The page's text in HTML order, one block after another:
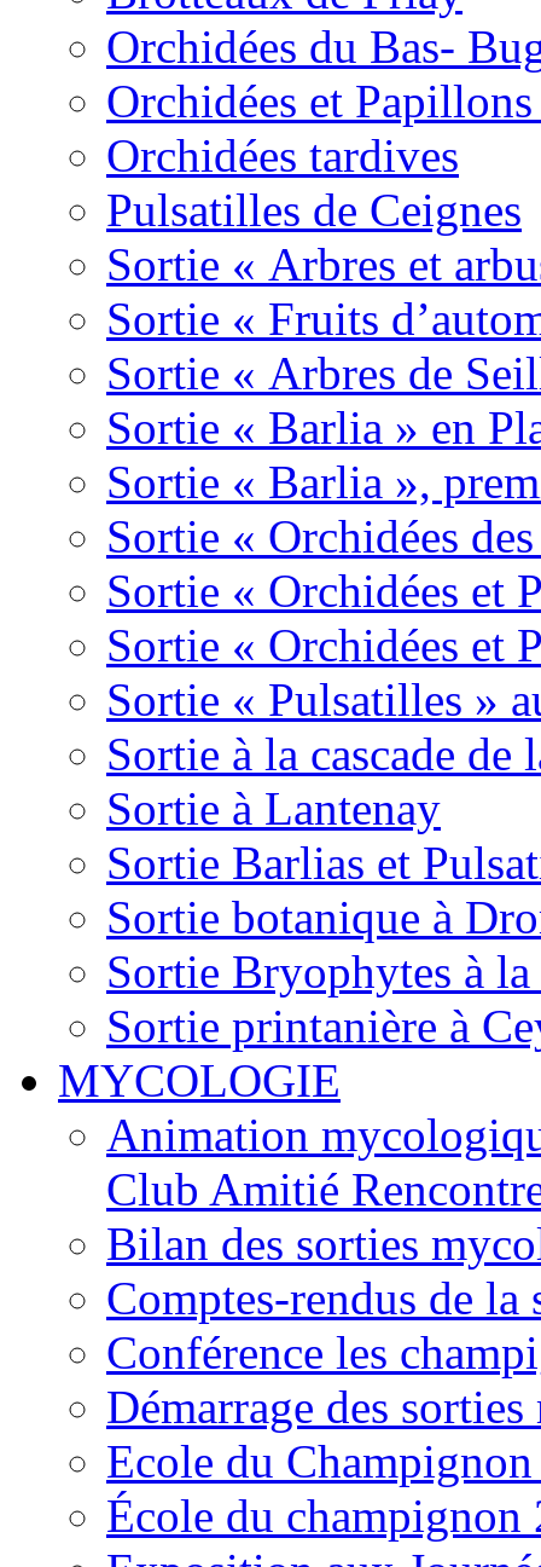
Orchidées du Bas-
Orchidées et
Orchidées tardives
Pulsatilles de Ceignes
Sortie « Arbres et
Sortie « Fruits
Sortie « Arbres de
Sortie « Barlia » en
Sortie « Barlia »,
Sortie « Orchidées
Sortie « Orchidées et
Sortie « Orchidées et
Sortie « Pulsatilles »
Sortie à la cascade de
Sortie à Lantenay
Sortie Barlias et
Sortie botanique à
Sortie Bryophytes à la
Sortie printanière à
MYCOLOGIE
Animation
Club Amitié
Bilan des sorties
Comptes-rendus de
Conférence les
Démarrage des
Ecole du
École du champignon